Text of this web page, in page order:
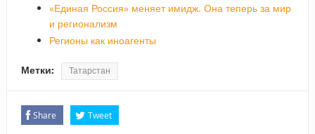
«Единая Россия» меняет имидж. Она теперь за мир
и регионализм
Регионы как иноагенты
Метки: Татарстан
Share Tweet